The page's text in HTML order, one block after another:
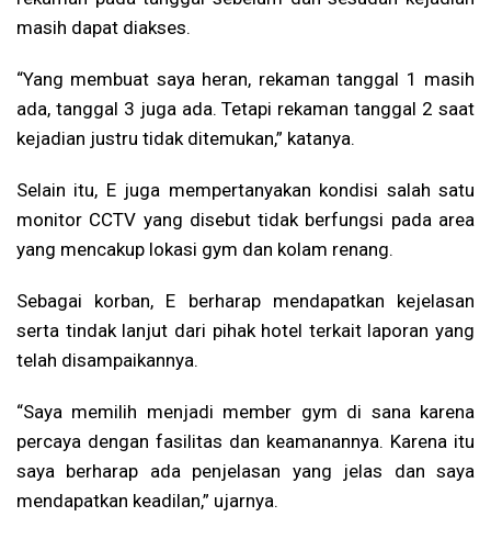
masih dapat diakses.
“Yang membuat saya heran, rekaman tanggal 1 masih
ada, tanggal 3 juga ada. Tetapi rekaman tanggal 2 saat
kejadian justru tidak ditemukan,” katanya.
Selain itu, E juga mempertanyakan kondisi salah satu
monitor CCTV yang disebut tidak berfungsi pada area
yang mencakup lokasi gym dan kolam renang.
Sebagai korban, E berharap mendapatkan kejelasan
serta tindak lanjut dari pihak hotel terkait laporan yang
telah disampaikannya.
“Saya memilih menjadi member gym di sana karena
percaya dengan fasilitas dan keamanannya. Karena itu
saya berharap ada penjelasan yang jelas dan saya
mendapatkan keadilan,” ujarnya.